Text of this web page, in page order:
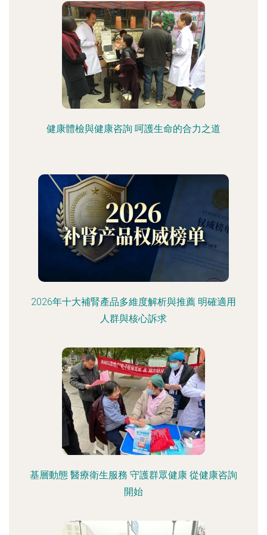
健康體檢與健康咨詢 呵護生命的合力之道
2026年十大補腎產品多維度解析與推薦 明確適用
人群與核心訴求
基層動態 醫療衛生服務 守護群眾健康 從健康咨詢
開始